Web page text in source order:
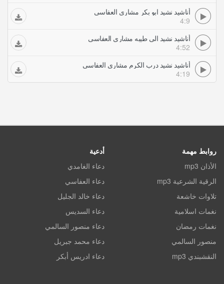
أناشيد نشيد ابو بكر مشاري العفاسي
4:9
أناشيد نشيد الى طيبه مشاري العفاسي
4:52
أناشيد نشيد درب الكرم مشاري العفاسي
4:19
روابط مهمة
الأذان mp3
الرقية الشرعية mp3
تلاوات خاشعة
نغمات اسلامية
نغمات رمضان
منصور السالمي
النقشبندي mp3
أدعية
دعاء الغامدي
دعاء العفاسي
دعاء خالد الجليل
دعاء السديس
دعاء منصور السالمي
دعاء محمد جبريل
دعاء ادريس أبكر